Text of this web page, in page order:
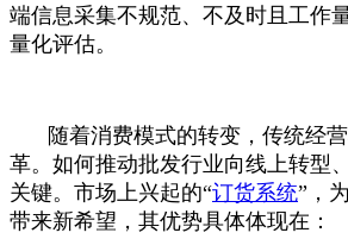
端信息采集不规范、不及时且工作
量化评估。
随着消费模式的转变，传统经
革。如何推动批发行业向线上转型
关键。市场上兴起的“订货系统”，
带来新希望，其优势具体体现在：